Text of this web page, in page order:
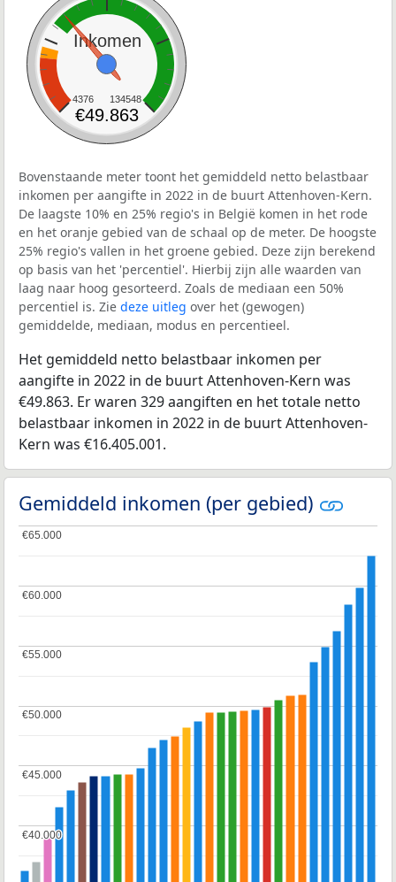
Inkomen
4376 134548
€49.863
Bovenstaande meter toont het gemiddeld netto belastbaar
inkomen per aangifte in 2022 in de buurt Attenhoven-Kern.
De laagste 10% en 25% regio's in België komen in het rode
en het oranje gebied van de schaal op de meter. De hoogste
25% regio's vallen in het groene gebied. Deze zijn berekend
op basis van het 'percentiel'. Hierbij zijn alle waarden van
laag naar hoog gesorteerd. Zoals de mediaan een 50%
percentiel is. Zie deze uitleg over het (gewogen)
gemiddelde, mediaan, modus en percentieel.
Het gemiddeld netto belastbaar inkomen per
aangifte in 2022 in de buurt Attenhoven-Kern was
€49.863. Er waren 329 aangiften en het totale netto
belastbaar inkomen in 2022 in de buurt Attenhoven-
Kern was €16.405.001.
Gemiddeld inkomen (per gebied)
€40.000
€40.000
€45.000
€45.000
€50.000
€50.000
€55.000
€55.000
€60.000
€60.000
€65.000
€65.000